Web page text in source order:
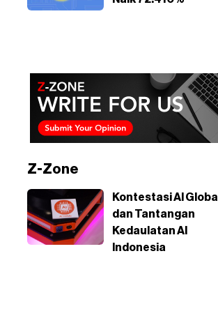
Z-Zone
Kontestasi AI Global
dan Tantangan
Kedaulatan AI
Indonesia